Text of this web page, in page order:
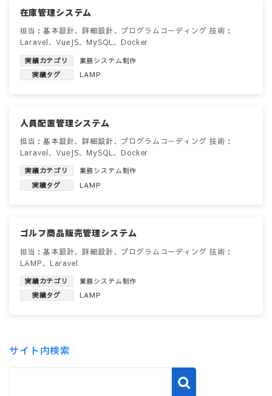
在庫管理システム
担当：基本設計、詳細設計、プログラムコーディング 技術：
Laravel、VueJS、MySQL、Docker
実績カテゴリ
業務システム制作
実績タグ
LAMP
人員配置管理システム
担当：基本設計、詳細設計、プログラムコーディング 技術：
Laravel、VueJS、MySQL、Docker
実績カテゴリ
業務システム制作
実績タグ
LAMP
ゴルフ商品販売管理システム
担当：基本設計、詳細設計、プログラムコーディング 技術：
LAMP、Laravel
実績カテゴリ
業務システム制作
実績タグ
LAMP
サイト内検索